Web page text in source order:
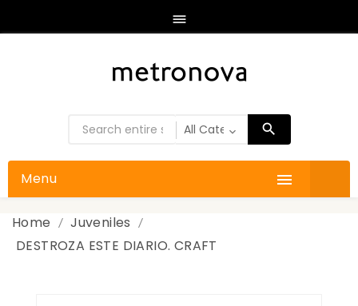


Menu
Home
Juveniles
DESTROZA ESTE DIARIO. CRAFT